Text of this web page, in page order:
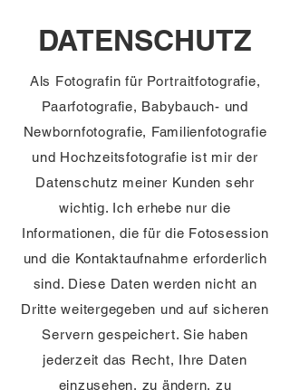
DATENSCHUTZ
Als Fotografin für Portraitfotografie,
Paarfotografie, Babybauch- und
Newbornfotografie, Familienfotografie
und Hochzeitsfotografie ist mir der
Datenschutz meiner Kunden sehr
wichtig. Ich erhebe nur die
Informationen, die für die Fotosession
und die Kontaktaufnahme erforderlich
sind. Diese Daten werden nicht an
Dritte weitergegeben und auf sicheren
Servern gespeichert. Sie haben
jederzeit das Recht, Ihre Daten
einzusehen, zu ändern, zu